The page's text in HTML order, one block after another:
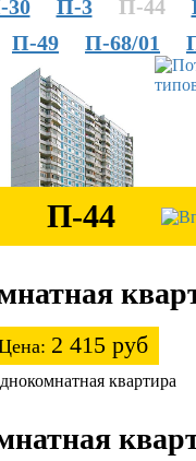
30 П-3 П-44
П-49 П-68/01
П-44
2 415 руб